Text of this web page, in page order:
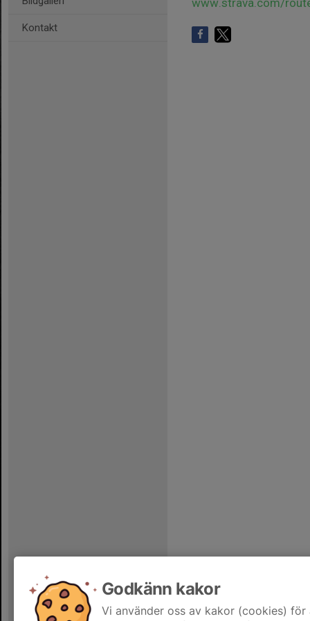
Kontakt
www.strava.com/
Godkänn kakor
Vi använder oss av kakor (cookies)